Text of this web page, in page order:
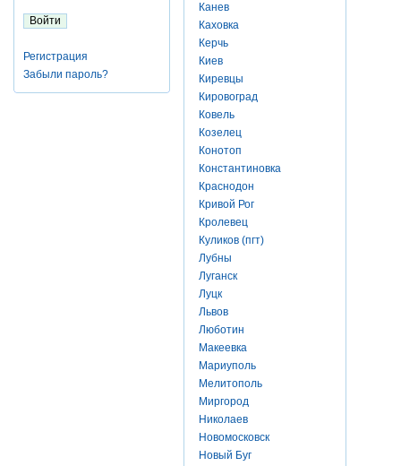
Регистрация
Забыли пароль?
Канев
Каховка
Керчь
Киев
Киревцы
Кировоград
Ковель
Козелец
Конотоп
Константиновка
Краснодон
Кривой Рог
Кролевец
Куликов (пгт)
Лубны
Луганск
Луцк
Львов
Люботин
Макеевка
Мариуполь
Мелитополь
Миргород
Николаев
Новомосковск
Новый Буг